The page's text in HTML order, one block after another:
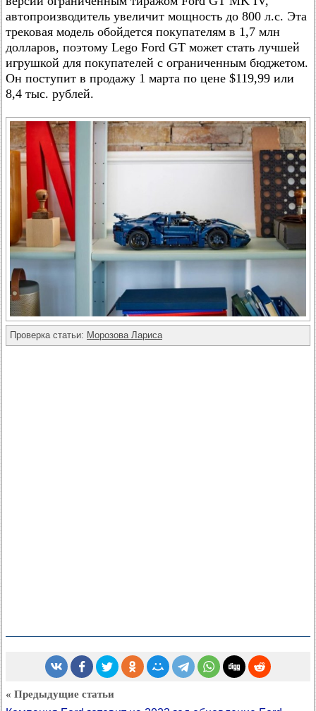
автопроизводитель увеличит мощность до 800 л.с. Эта
трековая модель обойдется покупателям в 1,7 млн
долларов, поэтому Lego Ford GT может стать лучшей
игрушкой для покупателей с ограниченным бюджетом.
Он поступит в продажу 1 марта по цене $119,99 или
8,4 тыс. рублей.
Проверка статьи: Морозова Лариса
« Предыдущие статьи